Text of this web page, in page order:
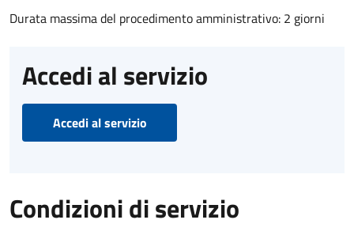
Durata massima del procedimento amministrativo: 2 giorni
Accedi al servizio
Accedi al servizio
Condizioni di servizio